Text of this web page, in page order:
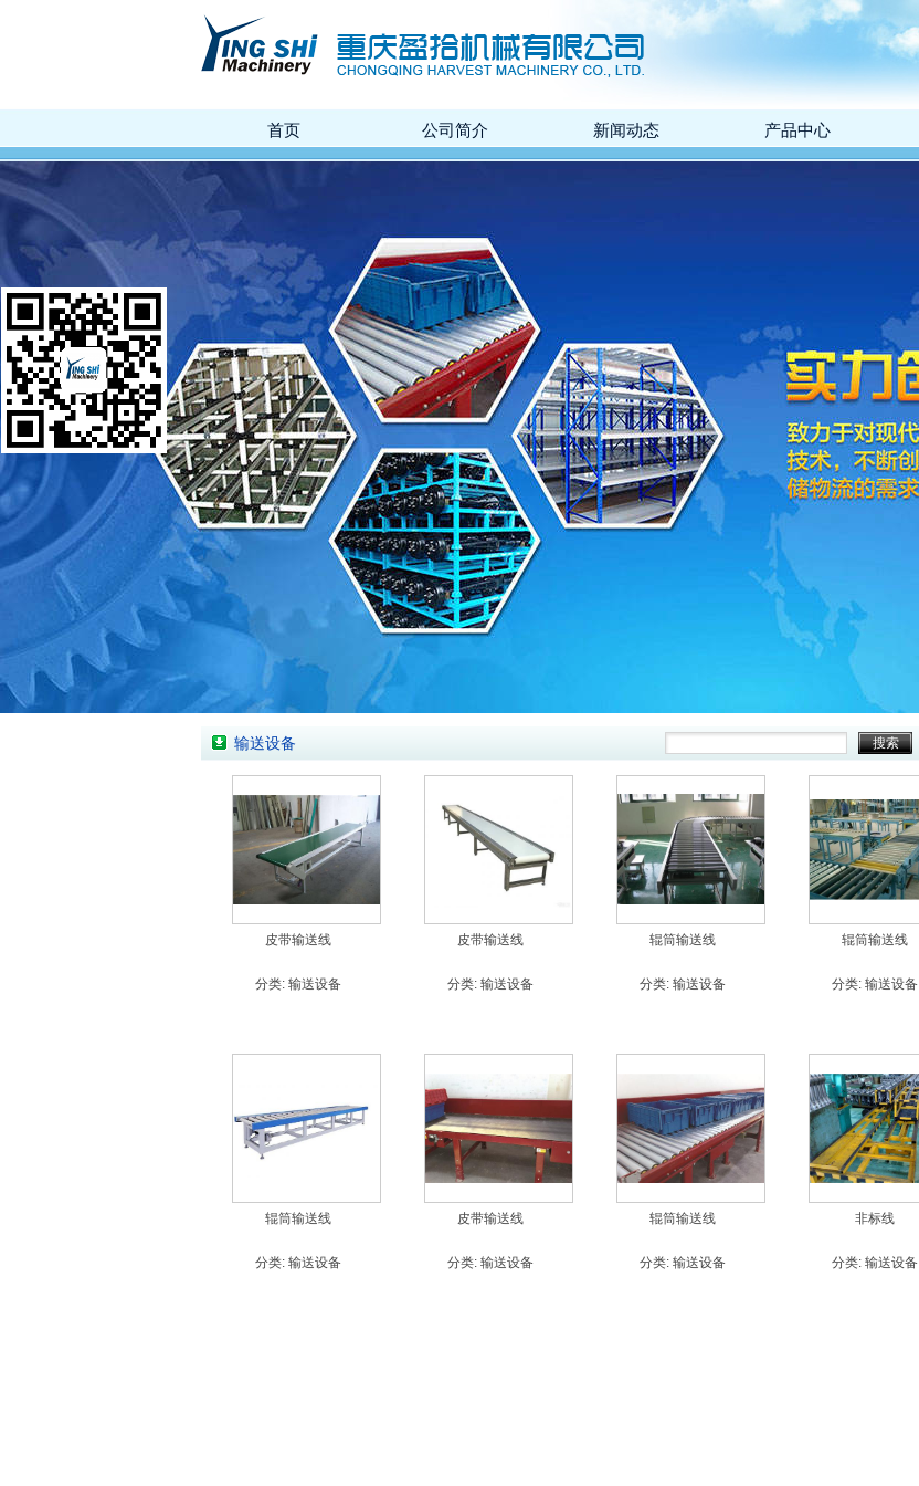
首页 公司简介 新闻动态 产品中心
输送设备
皮带输送线
分类: 输送设备
皮带输送线
分类: 输送设备
辊筒输送线
分类: 输送设备
辊筒输送线
分类: 输送设备
辊筒输送线
分类: 输送设备
皮带输送线
分类: 输送设备
辊筒输送线
分类: 输送设备
非标线
分类: 输送设备